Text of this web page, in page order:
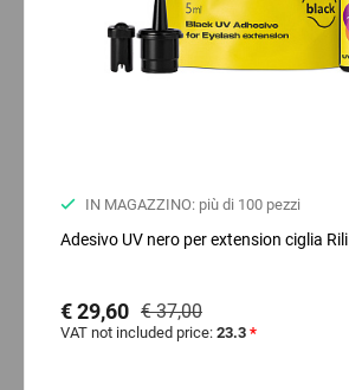
IN MAGAZZINO: più di 100 pezzi
Adesivo UV nero per extension ciglia Rili
€ 29,60 € 37,00
VAT not included price: 23.3 *